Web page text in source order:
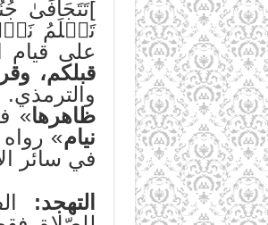
على قيام
قبلكم،
والترمذي.
ظاهرها»
نيام» رواه
في سائر
التهجد: